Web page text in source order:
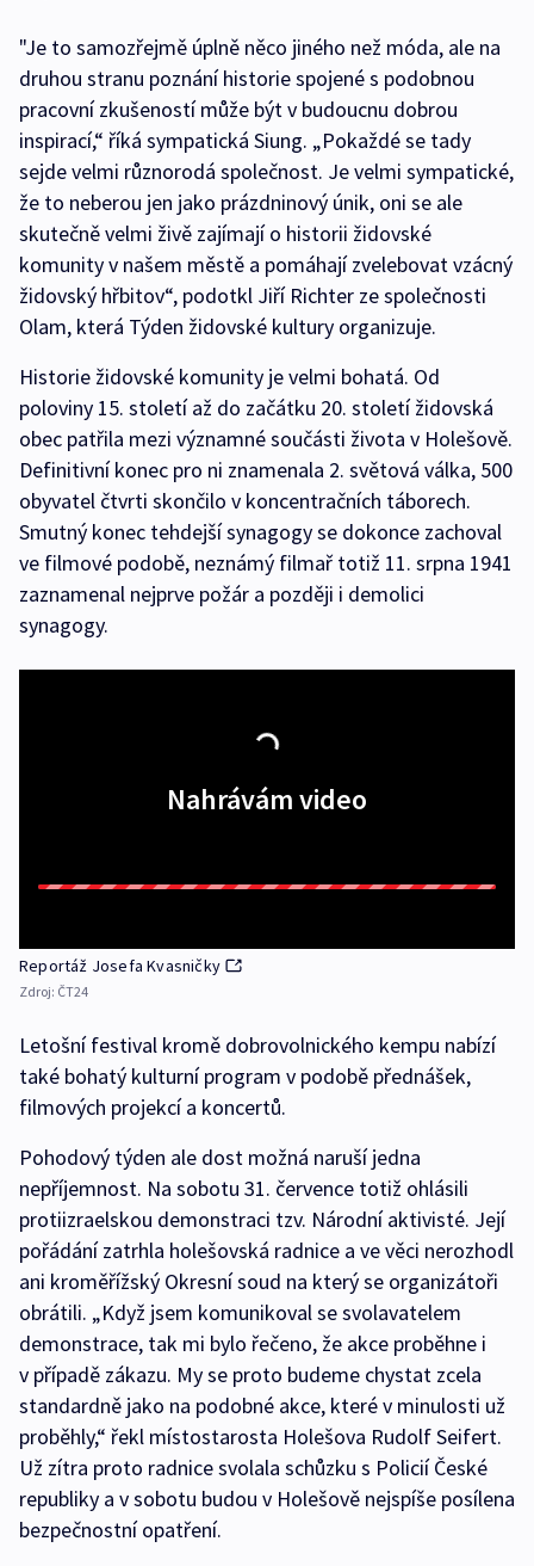
"Je to samozřejmě úplně něco jiného než móda, ale na
druhou stranu poznání historie spojené s podobnou
pracovní zkušeností může být v budoucnu dobrou
inspirací,“ říká sympatická Siung. „Pokaždé se tady
sejde velmi různorodá společnost. Je velmi sympatické,
že to neberou jen jako prázdninový únik, oni se ale
skutečně velmi živě zajímají o historii židovské
komunity v našem městě a pomáhají zvelebovat vzácný
židovský hřbitov“, podotkl Jiří Richter ze společnosti
Olam, která Týden židovské kultury organizuje.
Historie židovské komunity je velmi bohatá. Od
poloviny 15. století až do začátku 20. století židovská
obec patřila mezi významné součásti života v Holešově.
Definitivní konec pro ni znamenala 2. světová válka, 500
obyvatel čtvrti skončilo v koncentračních táborech.
Smutný konec tehdejší synagogy se dokonce zachoval
ve filmové podobě, neznámý filmař totiž 11. srpna 1941
zaznamenal nejprve požár a později i demolici
synagogy.
Nahrávám video
Reportáž Josefa Kvasničky
Zdroj: ČT24
Letošní festival kromě dobrovolnického kempu nabízí
také bohatý kulturní program v podobě přednášek,
filmových projekcí a koncertů.
Pohodový týden ale dost možná naruší jedna
nepříjemnost. Na sobotu 31. července totiž ohlásili
protiizraelskou demonstraci tzv. Národní aktivisté. Její
pořádání zatrhla holešovská radnice a ve věci nerozhodl
ani kroměřížský Okresní soud na který se organizátoři
obrátili. „Když jsem komunikoval se svolavatelem
demonstrace, tak mi bylo řečeno, že akce proběhne i
v případě zákazu. My se proto budeme chystat zcela
standardně jako na podobné akce, které v minulosti už
proběhly,“ řekl místostarosta Holešova Rudolf Seifert.
Už zítra proto radnice svolala schůzku s Policií České
republiky a v sobotu budou v Holešově nejspíše posílena
bezpečnostní opatření.